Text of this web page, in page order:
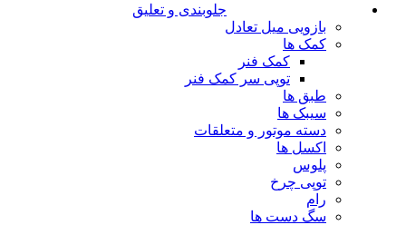
جلوبندی و تعلیق
بازویی میل تعادل
کمک ها
کمک فنر
توپی سر کمک فنر
طبق ها
سیبک ها
دسته موتور و متعلقات
اکسل ها
پلوس
توپی چرخ
رام
سگ دست ها